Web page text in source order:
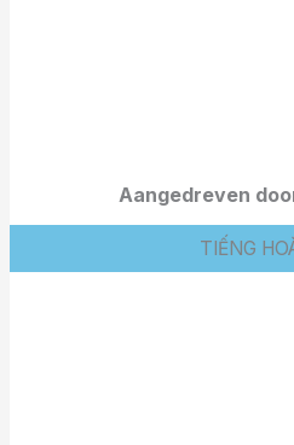
Aangedreven
TIẾNG